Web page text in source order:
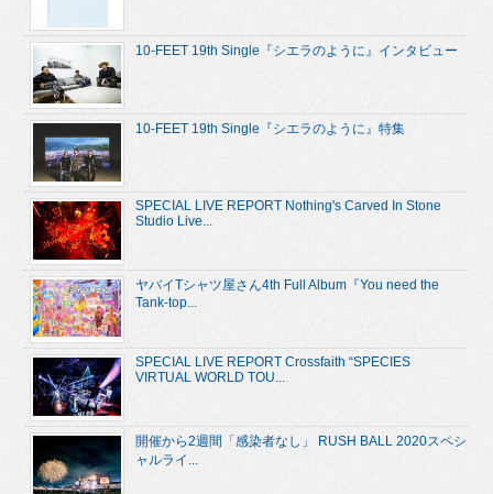
10-FEET 19th Single『シエラのように』インタビュー
10-FEET 19th Single『シエラのように』特集
SPECIAL LIVE REPORT Nothing's Carved In Stone
Studio Live...
ヤバイTシャツ屋さん4th Full Album『You need the
Tank-top...
SPECIAL LIVE REPORT Crossfaith “SPECIES
VIRTUAL WORLD TOU...
開催から2週間「感染者なし」 RUSH BALL 2020スペシ
ャルライ...